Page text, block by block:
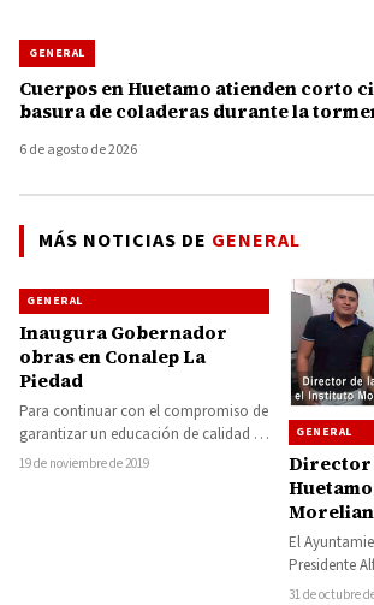
GENERAL
Cuerpos en Huetamo atienden corto
basura de coladeras durante la
6 de agosto de 2026
MÁS NOTICIAS DE GENERAL
GENERAL
Inaugura Gobernador
obras en Conalep La
Piedad
Para continuar con el compromiso de
garantizar un educación de calidad y
espacios dignos, el Gobernador de
19 de noviembre de 2019
GENERAL
Director
Animal
El
Presidente
referente en
31 de octubre